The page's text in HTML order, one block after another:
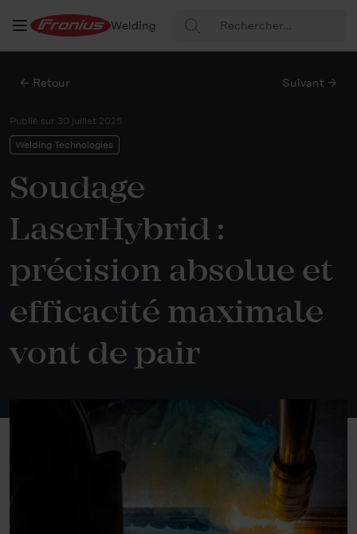
Welding
Rechercher
← Retour Suivant →
Publié sur 30 juillet 2025
Welding Technologies
Soudage
LaserHybrid :
précision absolue et
efficacité maximale
vont de pair